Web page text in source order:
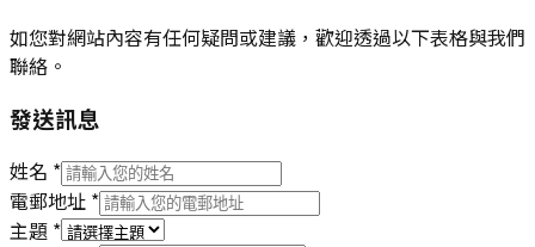
如您對網站內容有任何疑問或建議，歡迎透過以下表格與我們
聯絡。
發送訊息
姓名 *
電郵地址 *
主題 *